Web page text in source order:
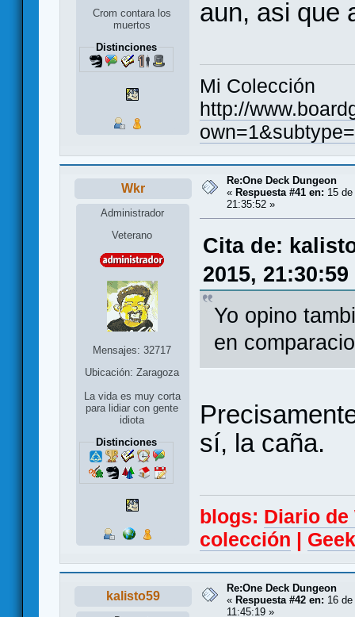
Crom contara los
muertos
Distinciones
aun, asi que
Mi Colección
http://
Wkr
Administrador
Veterano
Mensajes: 32717
Ubicación: Zaragoza
La vida es muy corta
para lidiar con gente
idiota
Distinciones
Re:One Deck Dungeon
« Respuesta #41 en: 15
21:35:52 »
Cita de:
2015, 21:30:59
Yo opino
en
sí, la caña.
blogs: Diario
colección
kalisto59
Re:One Deck Dungeon
« Respuesta #42 en: 16
11:45:19 »